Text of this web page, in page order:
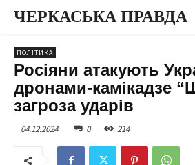
ЧЕРКАСЬКА ПРАВДА
ПОЛІТИКА
Росіяни атакують
дронами-камікадзе
загроза ударів
04.12.2024 0 214